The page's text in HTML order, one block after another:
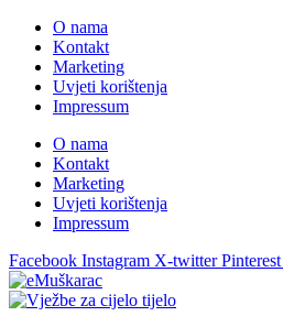
O nama
Kontakt
Marketing
Uvjeti korištenja
Impressum
O nama
Kontakt
Marketing
Uvjeti korištenja
Impressum
Facebook Instagram X-twitter Pinterest